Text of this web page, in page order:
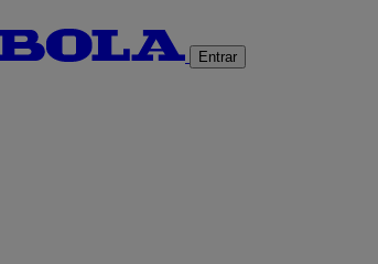
Entrar